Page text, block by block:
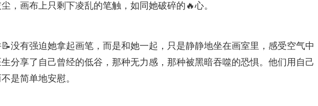
，画布上只剩下凌乱的笔触，如同她破碎的🔥心。
没有强迫她拿起画笔，而是和她一起，只是静静地坐在画室里，感受空气中
分享了自己曾经的低谷，那种无力感，那种被黑暗吞噬的恐惧。他们用自己
是简单地安慰。